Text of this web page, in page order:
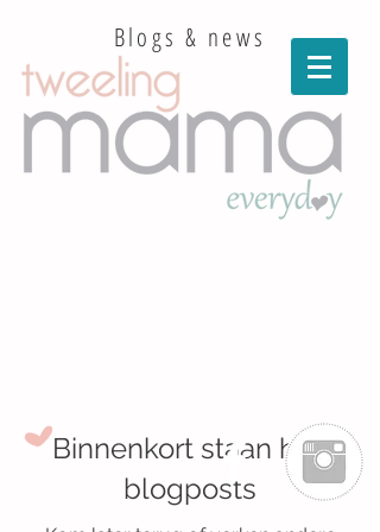
Blogs & news
Binnenkort staan hier
blogposts